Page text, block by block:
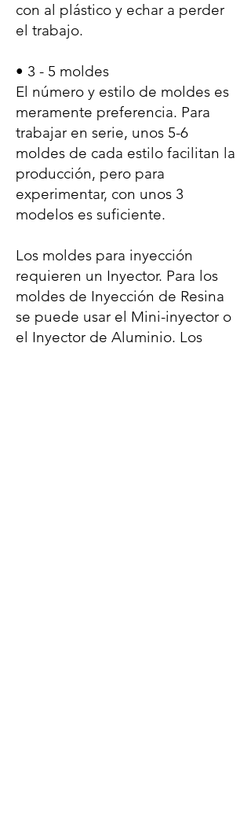
con al plástico y echar a perder
el trabajo.
• 3 - 5 moldes
El número y estilo de moldes es
meramente preferencia. Para
trabajar en serie, unos 5-6
moldes de cada estilo facilitan la
producción, pero para
experimentar, con unos 3
modelos es suficiente.
Los moldes para inyección
requieren un Inyector. Para los
moldes de Inyección de Resina
se puede usar el Mini-inyector o
el Inyector de Aluminio. Los